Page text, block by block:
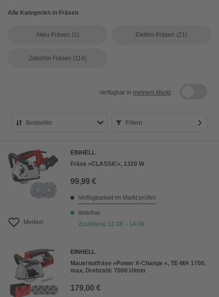
Alle Kategorien in Fräsen
Akku-Fräsen (1) Elektro-Fräsen (21)
Zubehör Fräsen (114)
Verfügbar in meinem Markt
Bestseller
Preis aufsteigend
Preis absteigend
Bewertung
Filtern
Merken
EINHELL
Fräse »CLASSIC«, 1320 W
99,99 €
Verfügbarkeit im Markt prüfen
lieferbar
Zustellung 12.08. - 14.08.
EINHELL
Mauernutfräse »Power X-Change «, TE-MA 1700,
max. Drehzahl: 7000 U/min
179,00 €